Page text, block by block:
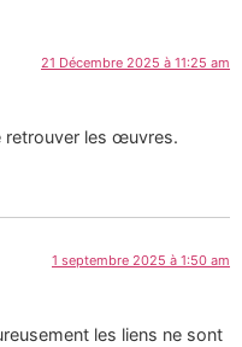
21 Décembre 2025 à 11:25 am
retrouver les œuvres.
1 septembre 2025 à 1:50 am
les liens ne sont